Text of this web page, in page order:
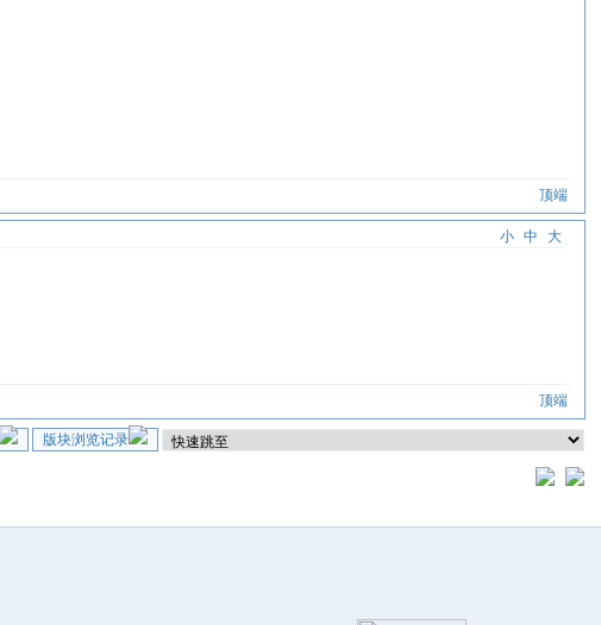
顶端
小 中 大
顶端
版块浏览记录